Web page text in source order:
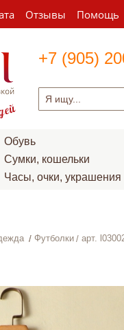
Отзывы Помощь
+7 (905)
Обувь
Сумки, кошельки
Часы, очки, украшения
Футболки арт.